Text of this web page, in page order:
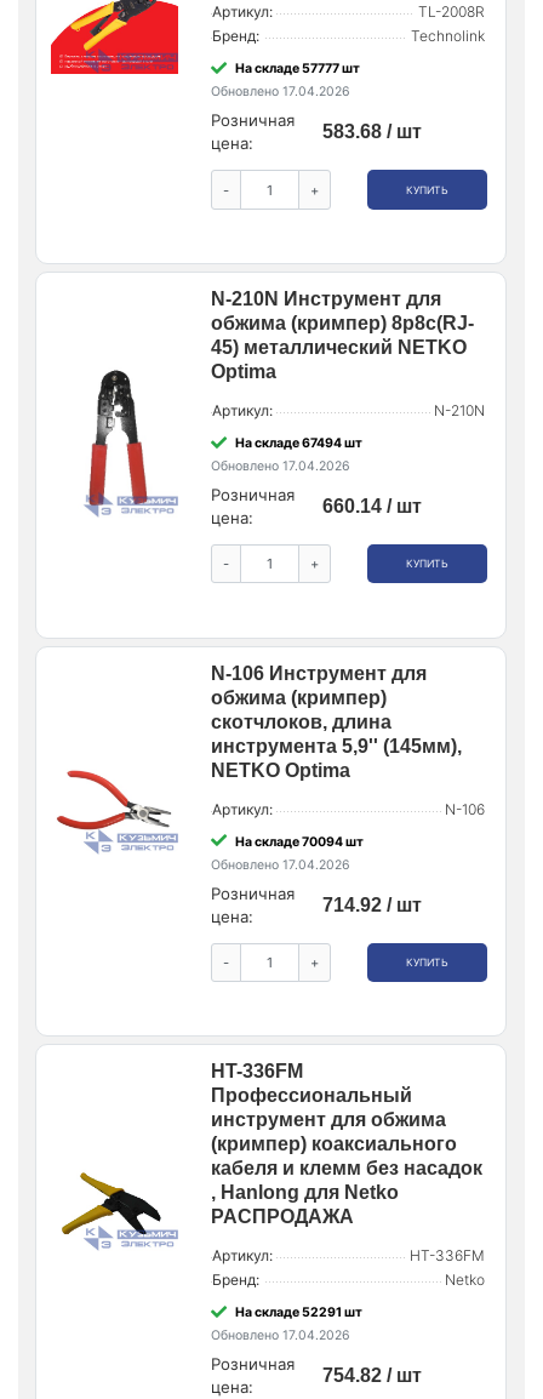
Артикул:
TL-2008R
Бренд:
Technolink
На складе 57777 шт
Обновлено 17.04.2026
Розничная
цена:
583.68 / шт
- + КУПИТЬ
N-210N Инструмент для
обжима (кримпер) 8p8c(RJ-
45) металлический NETKO
Optima
Артикул: N-210N
На складе 67494 шт
Обновлено 17.04.2026
Розничная
цена:
660.14 / шт
- + КУПИТЬ
N-106 Инструмент для
обжима (кримпер)
скотчлоков, длина
инструмента 5,9'' (145мм),
NETKO Optima
Артикул: N-106
На складе 70094 шт
Обновлено 17.04.2026
Розничная
цена:
714.92 / шт
- + КУПИТЬ
HT-336FM
Профессиональный
инструмент для обжима
(кримпер) коаксиального
кабеля и клемм без насадок
, Hanlong для Netko
РАСПРОДАЖА
Артикул:
HT-336FM
Бренд:
Netko
На складе 52291 шт
Обновлено 17.04.2026
Розничная
цена:
754.82 / шт